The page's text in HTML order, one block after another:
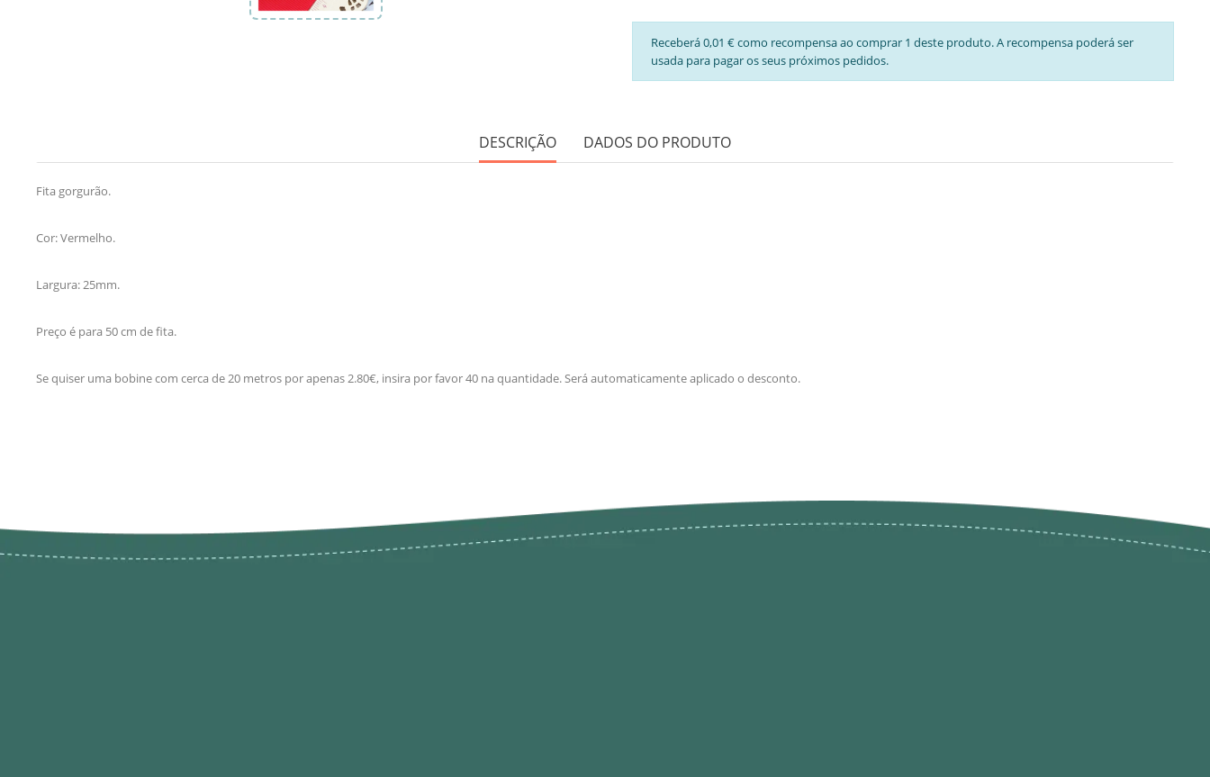
Receberá 0,01 € como recompensa ao comprar 1 deste produto. A recompensa poderá ser
usada para pagar os seus próximos pedidos.
DESCRIÇÃO DADOS DO PRODUTO
Fita gorgurão.
Cor: Vermelho.
Largura: 25mm.
Preço é para 50 cm de fita.
Se quiser uma bobine com cerca de 20 metros por apenas 2.80€, insira por favor 40 na quantidade. Será automaticamente aplicado o desconto.